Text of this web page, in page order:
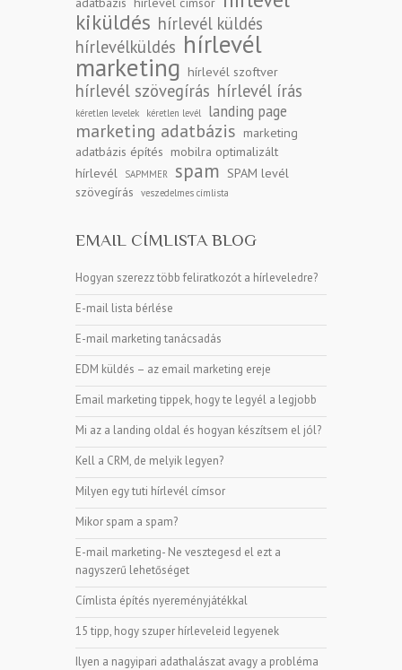
kiküldés hírlevél küldés
hírlevélküldés hírlevél
marketing hírlevél szoftver
hírlevél szövegírás hírlevél írás
kéretlen levelek kéretlen levél landing page
marketing adatbázis marketing
adatbázis építés mobilra optimalizált
hírlevél
SAPMMER spam SPAM levél
szövegírás
veszedelmes címlista
EMAIL CÍMLISTA BLOG
Hogyan szerezz több feliratkozót a hírleveledre?
E-mail lista bérlése
E-mail marketing tanácsadás
EDM küldés – az email marketing ereje
Email marketing tippek, hogy te legyél a legjobb
Mi az a landing oldal és hogyan készítsem el jól?
Kell a CRM, de melyik legyen?
Milyen egy tuti hírlevél címsor
Mikor spam a spam?
E-mail marketing- Ne vesztegesd el ezt a
nagyszerű lehetőséget
Címlista építés nyereményjátékkal
15 tipp, hogy szuper hírleveleid legyenek
Ilyen a nagyipari adathalászat avagy a probléma